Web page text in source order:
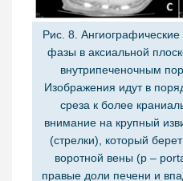
Рис. 8.
фазы в аксиальной
внутрипеченочным
Изображения идут в
среза к более
внимание на крупный
(стрелки), который
воротной вены (p –
правые доли печени и